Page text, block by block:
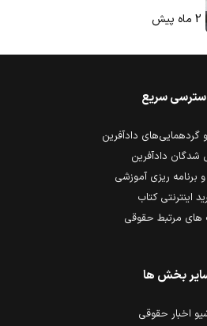
2 ماه پیش
سریع
دادآفرین
شدگان دادآفرین
برنامه ریزی آموزشی
اینترنتی کتاب
های مرتبط حقوقی
بخش ها
اخبار حقوقی